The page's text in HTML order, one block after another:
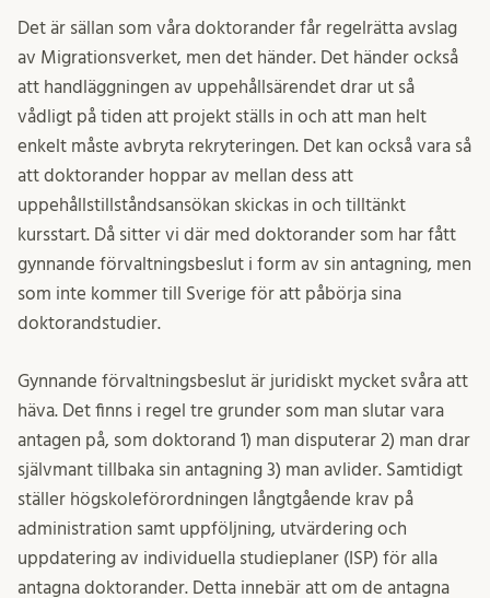
Det är sällan som våra doktorander får regelrätta avslag
av Migrationsverket, men det händer. Det händer också
att handläggningen av uppehållsärendet drar ut så
vådligt på tiden att projekt ställs in och att man helt
enkelt måste avbryta rekryteringen. Det kan också vara så
att doktorander hoppar av mellan dess att
uppehållstillståndsansökan skickas in och tilltänkt
kursstart. Då sitter vi där med doktorander som har fått
gynnande förvaltningsbeslut i form av sin antagning, men
som inte kommer till Sverige för att påbörja sina
doktorandstudier.
Gynnande förvaltningsbeslut är juridiskt mycket svåra att
häva. Det finns i regel tre grunder som man slutar vara
antagen på, som doktorand 1) man disputerar 2) man drar
självmant tillbaka sin antagning 3) man avlider. Samtidigt
ställer högskoleförordningen långtgående krav på
administration samt uppföljning, utvärdering och
uppdatering av individuella studieplaner (ISP) för alla
antagna doktorander. Detta innebär att om de antagna